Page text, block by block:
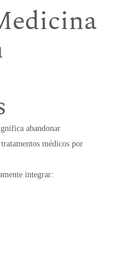
abandonar
médicos por
integrar: